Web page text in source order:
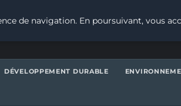
DÉVELOPPEMENT DURABLE
de navigation. En poursuivant, vous